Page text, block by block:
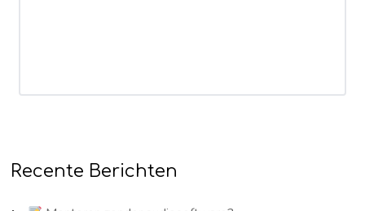
Recente Berichten